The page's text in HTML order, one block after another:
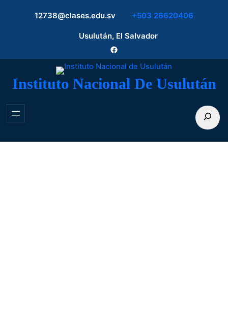
12738@clases.edu.sv +503 26620406
Usulután, El Salvador
Facebook
Instituto Nacional De Usulután